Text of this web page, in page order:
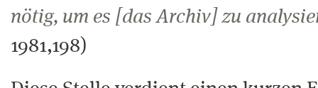
nötig, um es [das Archiv] zu
1981,198)